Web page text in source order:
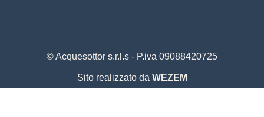
© Acquesottor s.r.l.s - P.iva 09088420725
Sito realizzato da WEZEM